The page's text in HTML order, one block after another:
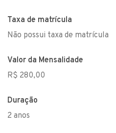
Taxa de matrícula
Não possui taxa de matrícula
Valor da Mensalidade
R$ 280,00
Duração
2 anos